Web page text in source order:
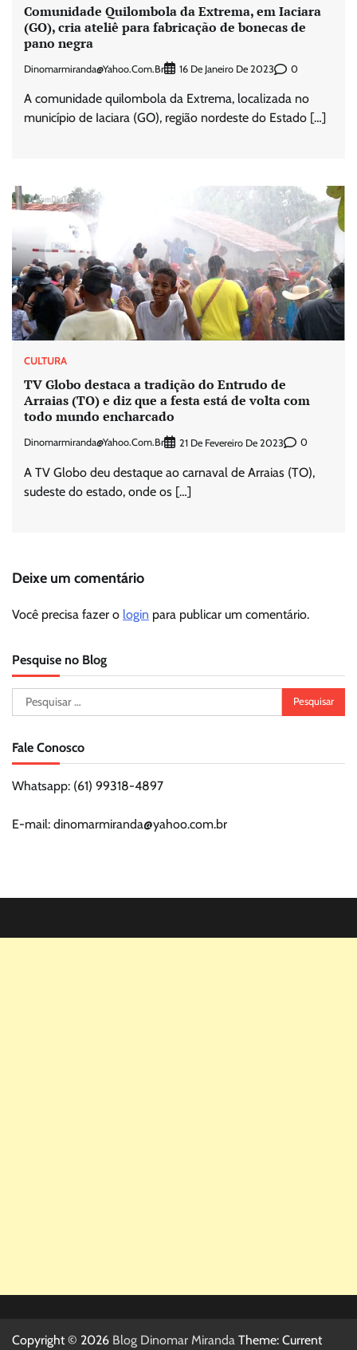
Comunidade Quilombola da Extrema, em Iaciara
(GO), cria ateliê para fabricação de bonecas de
pano negra
Dinomarmiranda@yahoo.com.br 16 De Janeiro De 2023 0
A comunidade quilombola da Extrema, localizada no
município de Iaciara (GO), região nordeste do Estado […]
CULTURA
TV Globo destaca a tradição do Entrudo de
Arraias (TO) e diz que a festa está de volta com
todo mundo encharcado
Dinomarmiranda@yahoo.com.br 21 De Fevereiro De 2023 0
A TV Globo deu destaque ao carnaval de Arraias (TO),
sudeste do estado, onde os […]
Deixe um comentário
Você precisa fazer o login para publicar um comentário.
Pesquise no Blog
Pesquisar
por:
Fale Conosco
Whatsapp: (61) 99318-4897
E-mail: dinomarmiranda@yahoo.com.br
Copyright © 2026 Blog Dinomar Miranda Theme: Current